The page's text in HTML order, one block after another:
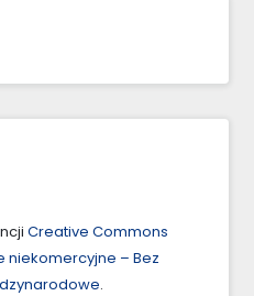
Creative Commons
niekomercyjne – Bez
.